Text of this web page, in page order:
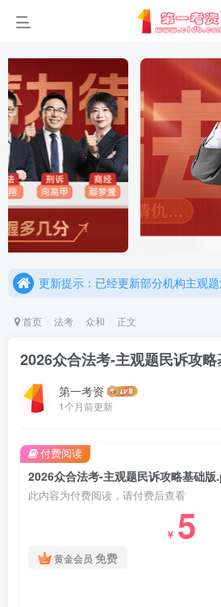
首页 法考 众和 正文
2026众合法考-主观题民诉攻
第一考资
1个月前更新
2026众合法考-主观题民诉攻略基础
此内容为付费阅读，请付费后查看
￥ 5
黄金会员 免费
付费阅读